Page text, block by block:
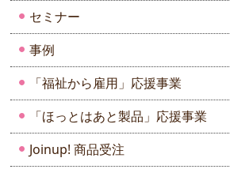
セミナー
事例
「福祉から雇用」応援事業
「ほっとはあと製品」応援事業
Joinup! 商品受注